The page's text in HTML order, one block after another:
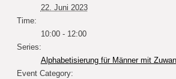
22. Juni 2023
Time:
10:00 - 12:00
Series:
Alphabetisierung für Männer mit
Event Category: